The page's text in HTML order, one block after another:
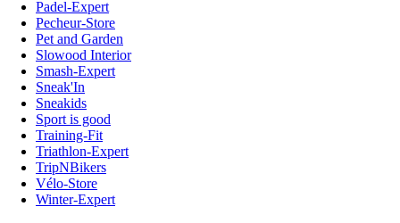
Padel-Expert
Pecheur-Store
Pet and Garden
Slowood Interior
Smash-Expert
Sneak'In
Sneakids
Sport is good
Training-Fit
Triathlon-Expert
TripNBikers
Vélo-Store
Winter-Expert